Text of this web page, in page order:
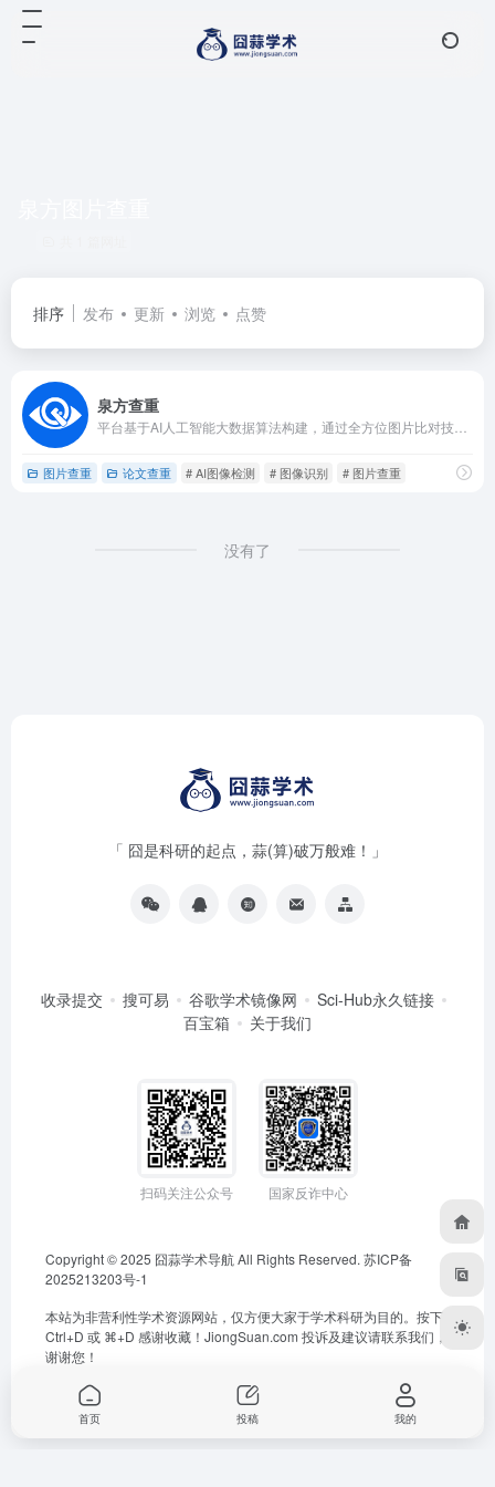
排序 发布 更新 浏览 点赞
泉方查重
图片查重 论文查重 # AI图像检测 # 图像识别 # 图片查重
没有了
「 囧是科研的起点，蒜(算)破万般难！」
收录提交 搜可易 谷歌学术镜像网
Sci-Hub永久链接
百宝箱
关于我们
扫码关注公众号 国家反诈中心
Copyright © 2025 囧蒜学术导航All Rights Reserved. 苏ICP备
2025213203号-1
本站为非营利性学术资源网站，仅方便大家于学术科研为目的。按下
Ctrl+D 或 ⌘+D 感谢收藏！ JiongSuan.com 投诉及建议请联系我们，
谢谢您！
首页 投稿 我的